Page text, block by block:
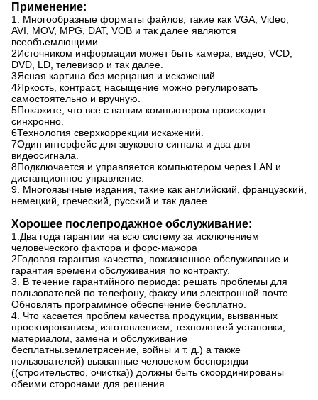
Применение:
1. Многообразные форматы файлов, такие как VGA, Video,
AVI, MOV, MPG, DAT, VOB и так далее являются
всеобъемлющими.
2Источником информации может быть камера, видео, VCD,
DVD, LD, телевизор и так далее.
3Ясная картина без мерцания и искажений.
4Яркость, контраст, насыщение можно регулировать
самостоятельно и вручную.
5Покажите, что все с вашим компьютером происходит
синхронно.
6Технология сверхкоррекции искажений.
7Один интерфейс для звукового сигнала и два для
видеосигнала.
8Подключается и управляется компьютером через LAN и
дистанционное управление.
9. Многоязычные издания, такие как английский, французский,
немецкий, греческий, русский и так далее.
Хорошее послепродажное обслуживание:
1.Два года гарантии на всю систему за исключением
человеческого фактора и форс-мажора
2Годовая гарантия качества, пожизненное обслуживание и
гарантия времени обслуживания по контракту.
3. В течение гарантийного периода: решать проблемы для
пользователей по телефону, факсу или электронной почте.
Обновлять программное обеспечение бесплатно.
4. Что касается проблем качества продукции, вызванных
проектированием, изготовлением, технологией установки,
материалом, замена и обслуживание
бесплатны.землетрясение, войны и т. д.) а также
пользователей) вызванные человеком беспорядки
((строительство, очистка)) должны быть скоординированы
обеими сторонами для решения.